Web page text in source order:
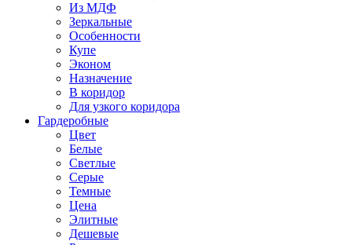
Из МДФ
Зеркальные
Особенности
Купе
Эконом
Назначение
В коридор
Для узкого коридора
Гардеробные
Цвет
Белые
Светлые
Серые
Темные
Цена
Элитные
Дешевые